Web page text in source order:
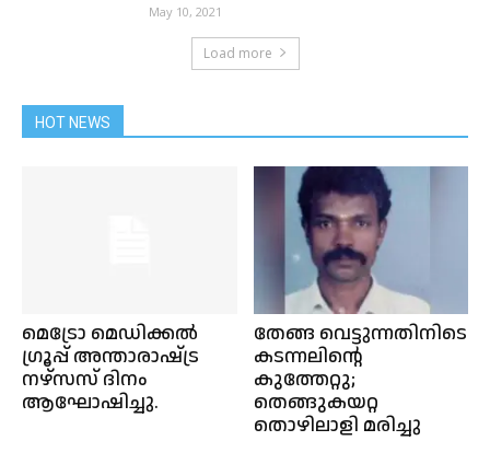
May 10, 2021
Load more
HOT NEWS
മെട്രോ മെഡിക്കൽ
ഗ്രൂപ്പ് അന്താരാഷ്‌ട്ര
നഴ്‌സസ് ദിനം
ആഘോഷിച്ചു.
തേങ്ങ വെട്ടുന്നതിനിടെ
കടന്നലിൻ്റെ
കുത്തേറ്റു;
തെങ്ങുകയറ്റ
തൊഴിലാളി മരിച്ചു